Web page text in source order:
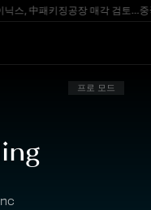
패키징공장 매각 검토…중국서 인
프로 모드